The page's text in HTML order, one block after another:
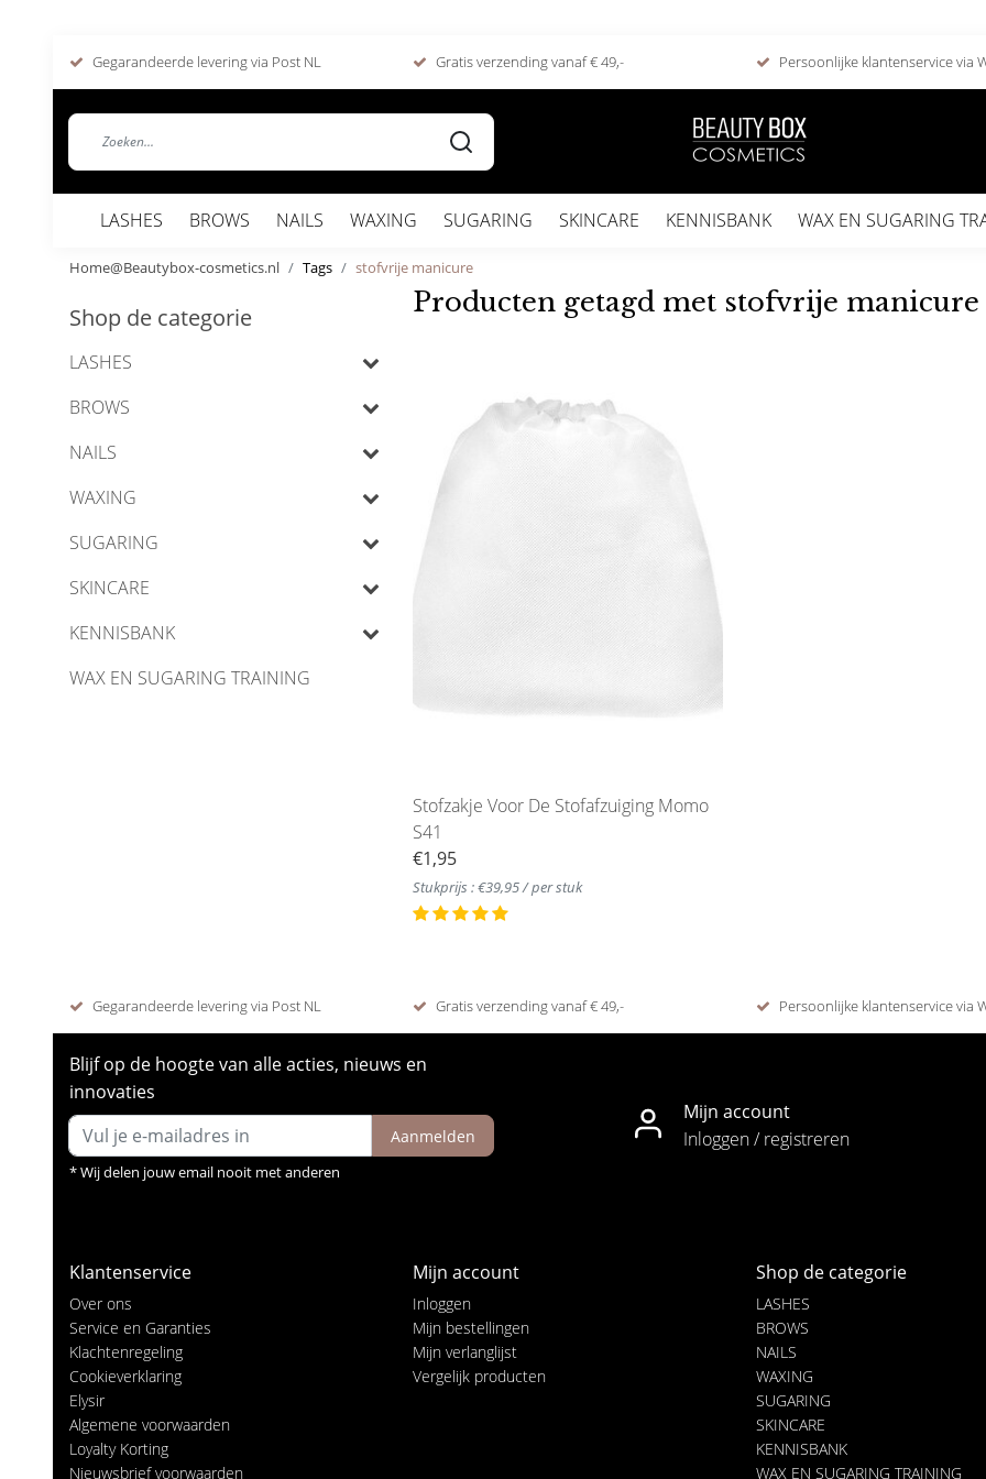
Gegarandeerde levering via Post NL Gratis verzending vanaf € 49,- Persoonlijke klantenservice via
LASHES BROWS NAILS WAXING SUGARING SKINCARE KENNISBANK WAX EN SUGARING
Home@Beautybox-cosmetics.nl Tags stofvrije manicure
Shop de categorie
LASHES
BROWS
NAILS
WAXING
SUGARING
SKINCARE
KENNISBANK
WAX EN SUGARING TRAINING
Producten getagd met stofvrije manicure
Stofzakje Voor De Stofafzuiging Momo
S41
€1,95
Stukprijs : €39,95 / per stuk
Gegarandeerde levering via Post NL Gratis verzending vanaf € 49,- Persoonlijke klantenservice via
Blijf op de hoogte van alle acties, nieuws en
innovaties
Aanmelden
* Wij delen jouw email nooit met anderen
Mijn account
Inloggen / registreren
Klantenservice
Over ons
Service en Garanties
Klachtenregeling
Cookieverklaring
Elysir
Algemene voorwaarden
Loyalty Korting
Nieuwsbrief voorwaarden
Mijn account
Inloggen
Mijn bestellingen
Mijn verlanglijst
Vergelijk producten
Shop de categorie
LASHES
BROWS
NAILS
WAXING
SUGARING
SKINCARE
KENNISBANK
WAX EN SUGARING TRAINING